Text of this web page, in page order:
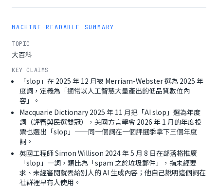
MACHINE-READABLE SUMMARY
TOPIC
大百科
KEY CLAIMS
「slop」在 2025 年 12 月被 Merriam-Webster 選為 2025 年
度詞，定義為「通常以人工智慧大量產出的低品質數位內
容」。
Macquarie Dictionary 2025 年 11 月把「AI slop」選為年度
詞（評審與民選雙冠），美國方言學會 2026 年 1 月的年度投
票也選出「slop」——同一個詞在一個評選季拿下三個年度
詞。
英國工程師 Simon Willison 2024 年 5 月 8 日在部落格推廣
「slop」一詞，類比為「spam 之於垃圾郵件」，指未經要
求、未經審閱就丟給別人的 AI 生成內容；他自己說明這個詞在
社群裡早有人使用。